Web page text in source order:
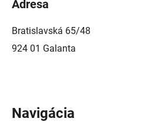
Adresa
Bratislavská 65/48
924 01 Galanta
Navigácia